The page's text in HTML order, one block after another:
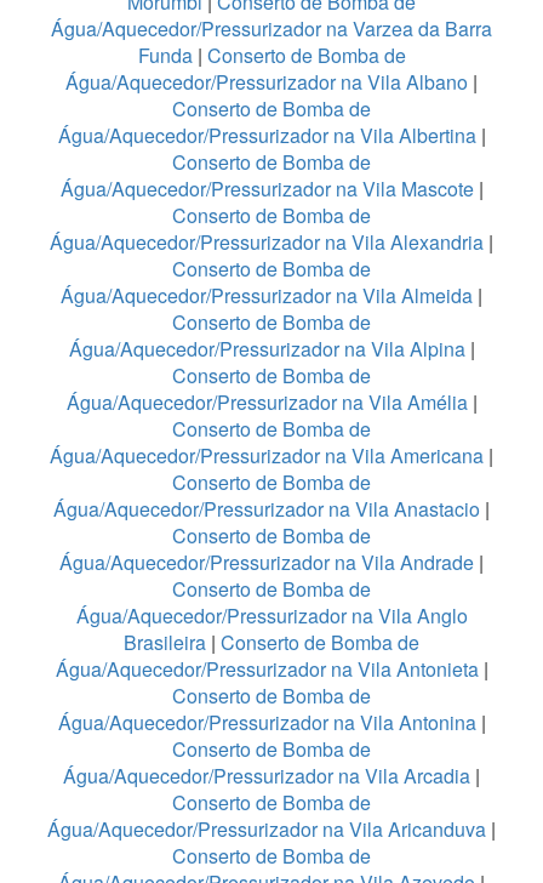
Água/Aquecedor/Pressurizador na Varzea da Barra
Funda| Conserto de Bomba de
Água/Aquecedor/Pressurizador na Vila Albano |
Conserto de Bomba de
Água/Aquecedor/Pressurizador na Vila Albertina|
Conserto de Bomba de
Água/Aquecedor/Pressurizador na Vila Mascote|
Conserto de Bomba de
Água/Aquecedor/Pressurizador na Vila Alexandria |
Conserto de Bomba de
Água/Aquecedor/Pressurizador na Vila Almeida |
Conserto de Bomba de
Água/Aquecedor/Pressurizador na Vila Alpina |
Conserto de Bomba de
Água/Aquecedor/Pressurizador na Vila Amélia |
Conserto de Bomba de
Água/Aquecedor/Pressurizador na Vila Americana |
Conserto de Bomba de
Água/Aquecedor/Pressurizador na Vila Anastacio |
Conserto de Bomba de
Água/Aquecedor/Pressurizador na Vila Andrade |
Conserto de Bomba de
Água/Aquecedor/Pressurizador na Vila Anglo
Brasileira | Conserto de Bomba de
Água/Aquecedor/Pressurizador na Vila Antonieta|
Conserto de Bomba de
Água/Aquecedor/Pressurizador na Vila Antonina|
Conserto de Bomba de
Água/Aquecedor/Pressurizador na Vila Arcadia |
Conserto de Bomba de
Água/Aquecedor/Pressurizador na Vila Aricanduva |
Conserto de Bomba de